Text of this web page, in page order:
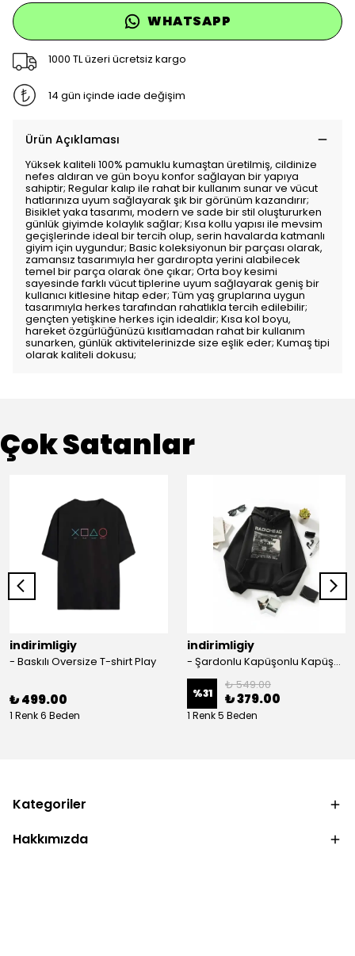
WHATSAPP
1000 TL üzeri ücretsiz kargo
14 gün içinde iade değişim
Ürün Açıklaması
Yüksek kaliteli 100% pamuklu kumaştan üretilmiş, cildinize
nefes aldıran ve gün boyu konfor sağlayan bir yapıya
sahiptir; Regular kalıp ile rahat bir kullanım sunar ve vücut
hatlarınıza uyum sağlayarak şık bir görünüm kazandırır;
Bisiklet yaka tasarımı, modern ve sade bir stil oluştururken
günlük giyimde kolaylık sağlar; Kısa kollu yapısı ile mevsim
geçişlerinde ideal bir tercih olup, serin havalarda katmanlı
giyim için uygundur; Basic koleksiyonun bir parçası olarak,
zamansız tasarımıyla her gardıropta yerini alabilecek
temel bir parça olarak öne çıkar; Orta boy kesimi
sayesinde farklı vücut tiplerine uyum sağlayarak geniş bir
kullanıcı kitlesine hitap eder; Tüm yaş gruplarına uygun
tasarımıyla herkes tarafından rahatlıkla tercih edilebilir;
gençten yetişkine herkes için idealdir; Kısa kol boyu,
hareket özgürlüğünüzü kısıtlamadan rahat bir kullanım
sunarken, günlük aktivitelerinizde size eşlik eder; Kumaş tipi
olarak kaliteli dokusu;
Çok Satanlar
indirimligiy
- Baskılı Oversize T-shirt Play
₺ 499.00
1 Renk 6 Beden
indirimligiy
- Şardonlu Kapüşonlu Kapüşonlu Kanguru Cep Oversize Lastik Paça Sweatshirt Takimi
%31
₺ 549.00
₺ 379.00
1 Renk 5 Beden
Kategoriler
Hakkımızda